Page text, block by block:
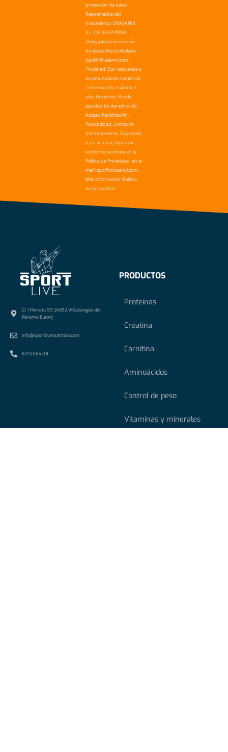
protección de datos
Responsable del
tratamiento: DRASANVI
S.L. CIF: B24279093.
Delegado de protección
de datos: María Mallada –
lopd@drasanvi.com.
Finalidad: Dar respuesta a
la comunicación comercial.
Conservación: máximo 1
año. Derechos: Puede
ejercitar los derechos de
Acceso, Rectificación,
Portabilidad, Limitación
del tratamiento, Supresión
o, en su caso, Oposición,
conforme se indica en la
Política de Privacidad, en el
mail lopd@drasanvi.com.
Más información: Política
de privacidad.
C/ 1 Parcela 99 24392 Villadangos del
Páramo (León)
info@sportlivenutrition.com
611 53 64 08
PRODUCTOS
Proteínas
Creatina
Carnitina
Aminoácidos
Control de peso
Vitaminas y minerales